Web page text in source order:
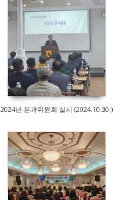
2024년 분과위원회 실시 (2024.10.30.)
129